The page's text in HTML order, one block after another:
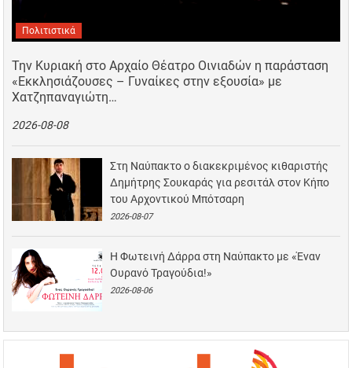
Πολιτιστικά
Την Κυριακή στο Αρχαίο Θέατρο Οινιαδών η παράσταση
«Εκκλησιάζουσες – Γυναίκες στην εξουσία» με
Χατζηπαναγιώτη…
2026-08-08
Στη Ναύπακτο ο διακεκριμένος κιθαριστής
Δημήτρης Σουκαράς για ρεσιτάλ στον Κήπο
του Αρχοντικού Μπότσαρη
2026-08-07
Η Φωτεινή Δάρρα στη Ναύπακτο με «Έναν
Ουρανό Τραγούδια!»
2026-08-06